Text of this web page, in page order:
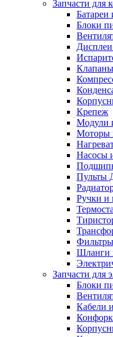
Запчасти для
Батареи
Блоки
Крепеж
Модули
Моторы
Насосы
Пульты
Ручки и
Фильтры
Шланги
Запчасти для
Блоки
Кабели